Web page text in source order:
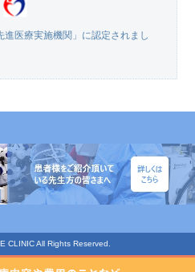
医療実施機関」に認定されまし
CLINIC All Rights Reserved.